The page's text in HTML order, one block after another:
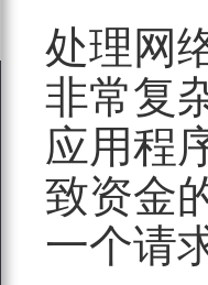
处理网
非常复
应用程
致资金
一个请